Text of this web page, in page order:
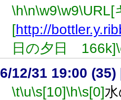
\h\n\w9\w9\URL[
[http://
日の夕日 166k]
12/31 19:00 (35)
\t\u\s[10]\h\s[0]